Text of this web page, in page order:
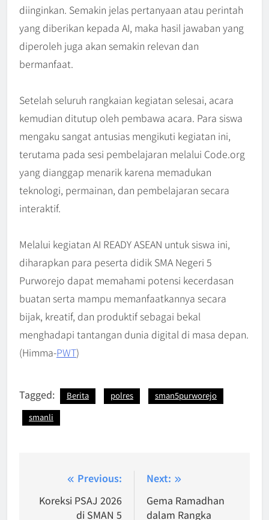
diinginkan. Semakin jelas pertanyaan atau perintah
yang diberikan kepada AI, maka hasil jawaban yang
diperoleh juga akan semakin relevan dan
bermanfaat.
Setelah seluruh rangkaian kegiatan selesai, acara
kemudian ditutup oleh pembawa acara. Para siswa
mengaku sangat antusias mengikuti kegiatan ini,
terutama pada sesi pembelajaran melalui Code.org
yang dianggap menarik karena memadukan
teknologi, permainan, dan pembelajaran secara
interaktif.
Melalui kegiatan AI READY ASEAN untuk siswa ini,
diharapkan para peserta didik SMA Negeri 5
Purworejo dapat memahami potensi kecerdasan
buatan serta mampu memanfaatkannya secara
bijak, kreatif, dan produktif sebagai bekal
menghadapi tantangan dunia digital di masa depan.
(Himma-PWT)
Tagged: Berita polres
sman5purworejo
smanli
Navigasi
pos
Previous:
Koreksi PSAJ 2026
di SMAN 5
Next:
Gema Ramadhan
dalam Rangka